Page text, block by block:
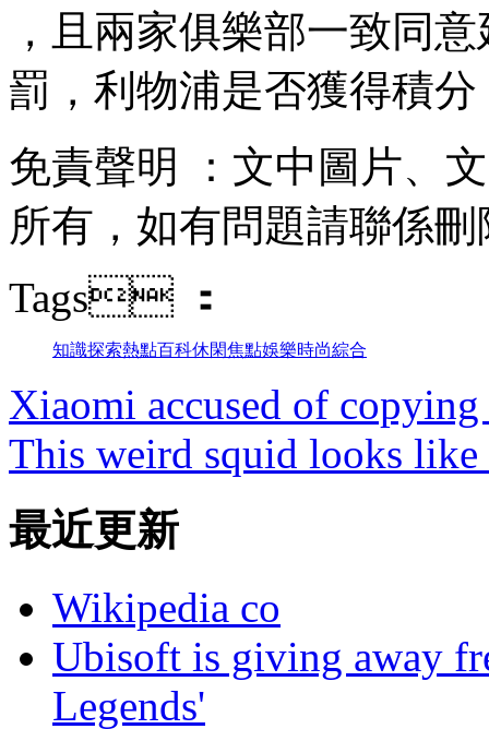
，且兩家俱樂部一致同意
罰，利物浦是否獲得積分
免責聲明 ：文中圖片
所有，如有問題請聯係刪除
Tags ：
知識探索熱點百科休閑焦點娛樂時尚綜合
Xiaomi accused of
This weird squid looks like
最近更新
Wikipedia co
Ubisoft is giving away
Legends'